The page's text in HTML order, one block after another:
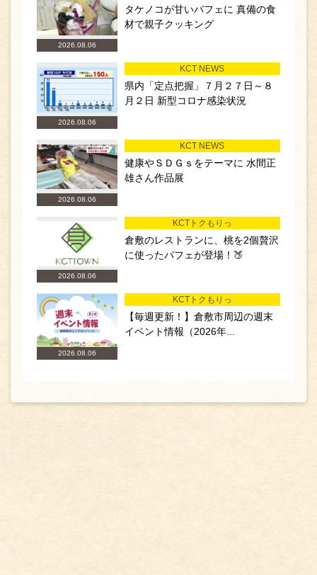
2026.08.06
タケノコが甘いパフェに 真備の食
材で親子クッキング
2026.08.06
KCT NEWS
県内「定点把握」７月２７日～８
月２日 新型コロナ感染状況
2026.08.06
KCT NEWS
健康やＳＤＧｓをテーマに 水間正
雄さん作品展
2026.08.06
KCTトクもりっ
倉敷のレストランに、桃を2個贅沢
に使ったパフェが登場！🍑
2026.08.06
KCTトクもりっ
【毎週更新！】倉敷市周辺の週末
イベント情報（2026年...